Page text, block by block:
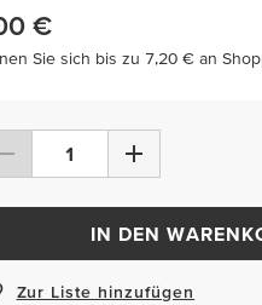
€
Sie sich bis zu 7,20 € an
IN DEN
Zur Liste hinzufügen